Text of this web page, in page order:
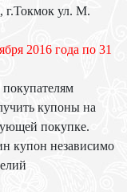
г.Токмок ул. М.
2016 года по 31
купоны на
покупке.
купон независимо